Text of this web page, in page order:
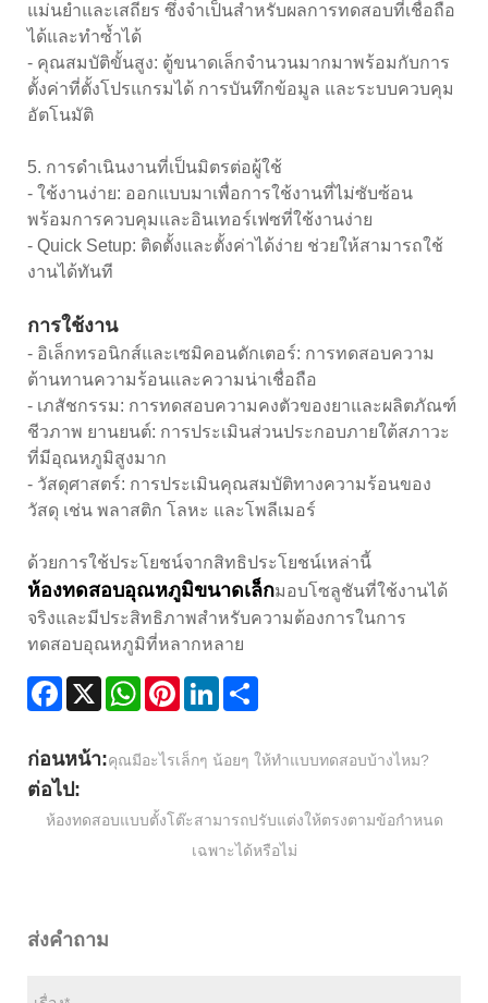
แม่นยำและเสถียร ซึ่งจำเป็นสำหรับผลการทดสอบที่เชื่อถือ
ได้และทำซ้ำได้
- คุณสมบัติขั้นสูง: ตู้ขนาดเล็กจำนวนมากมาพร้อมกับการ
ตั้งค่าที่ตั้งโปรแกรมได้ การบันทึกข้อมูล และระบบควบคุม
อัตโนมัติ
5. การดำเนินงานที่เป็นมิตรต่อผู้ใช้
- ใช้งานง่าย: ออกแบบมาเพื่อการใช้งานที่ไม่ซับซ้อน
พร้อมการควบคุมและอินเทอร์เฟซที่ใช้งานง่าย
- Quick Setup: ติดตั้งและตั้งค่าได้ง่าย ช่วยให้สามารถใช้
งานได้ทันที
การใช้งาน
- อิเล็กทรอนิกส์และเซมิคอนดักเตอร์: การทดสอบความ
ต้านทานความร้อนและความน่าเชื่อถือ
- เภสัชกรรม: การทดสอบความคงตัวของยาและผลิตภัณฑ์
ชีวภาพ ยานยนต์: การประเมินส่วนประกอบภายใต้สภาวะ
ที่มีอุณหภูมิสูงมาก
- วัสดุศาสตร์: การประเมินคุณสมบัติทางความร้อนของ
วัสดุ เช่น พลาสติก โลหะ และโพลีเมอร์
ด้วยการใช้ประโยชน์จากสิทธิประโยชน์เหล่านี้
ห้องทดสอบอุณหภูมิขนาดเล็กมอบโซลูชันที่ใช้งานได้
จริงและมีประสิทธิภาพสำหรับความต้องการในการ
ทดสอบอุณหภูมิที่หลากหลาย
Facebook
X WhatsAppPinterestLinkedIn
ก่อนหน้า:คุณมีอะไรเล็กๆ น้อยๆ ให้ทำแบบทดสอบบ้างไหม?
ต่อไป:
ห้องทดสอบแบบตั้งโต๊ะสามารถปรับแต่งให้ตรงตามข้อกำหนด
เฉพาะได้หรือไม่
ส่งคำถาม